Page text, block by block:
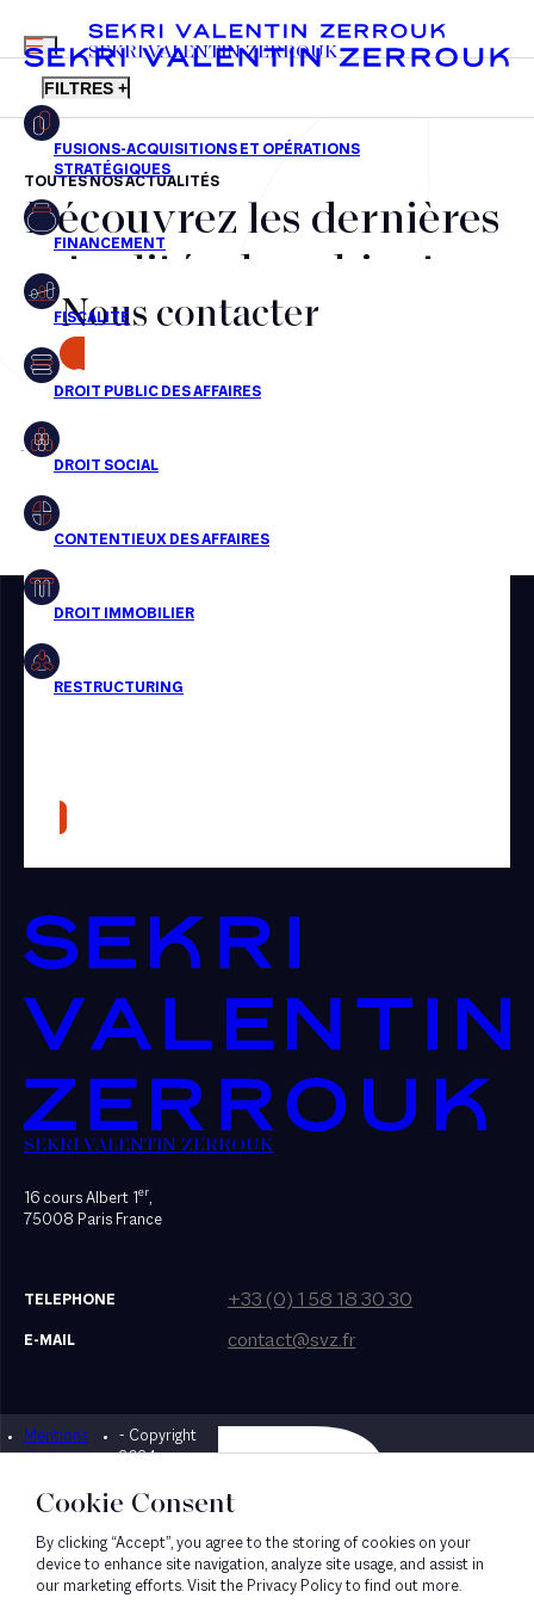
FR EN
MENU
SEKRI VALENTIN ZERROUK
FILTRES +
Fusions-acquisitions et opérations stratégiques
Financement
Fiscalité
Droit public des affaires
Droit social
Droit immobilier
Restructuring
Presse
TOUTES NOS ACTUALITÉS
Découvrez les dernières
actualités du cabinet,
nos récompenses et nos
transactions, jour après
jour
Aucun résultats pour cette recherche
Nous contacter
SEKRI VALENTIN ZERROUK
16 cours Albert 1er,
75008 Paris France
TELEPHONE +33 (0) 1 58 18 30 30
E-MAIL contact@svz.fr
Mentions
légales
- Copyright
2024
Designed by Bonhomme
Cookie Consent
By clicking “Accept”, you agree to the storing of cookies on your
device to enhance site navigation, analyze site usage, and assist in
our marketing efforts. Visit the Privacy Policy to find out more.